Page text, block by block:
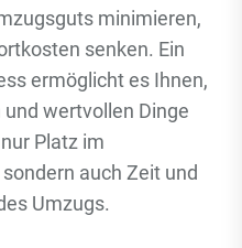
minimieren,
senken. Ein
ermöglicht es Ihnen,
wertvollen Dinge
Platz im
auch Zeit und
Umzugs.